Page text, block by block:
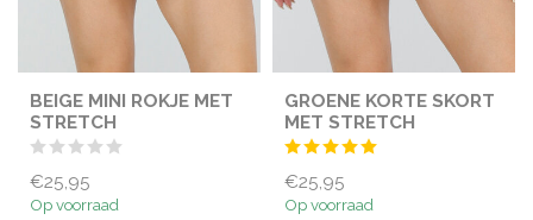
BEIGE MINI ROKJE MET
STRETCH
€25,95
Op voorraad
GROENE KORTE SKORT
MET STRETCH
€25,95
Op voorraad